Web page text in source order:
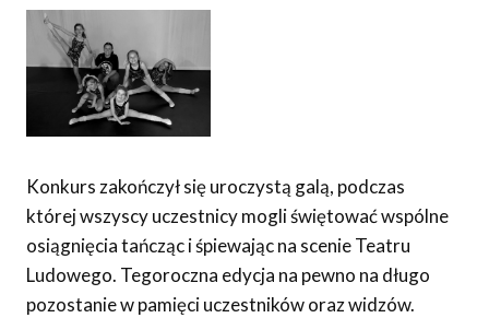
Konkurs zakończył się uroczystą galą, podczas
której wszyscy uczestnicy mogli świętować wspólne
osiągnięcia tańcząc i śpiewając na scenie Teatru
Ludowego. Tegoroczna edycja na pewno na długo
pozostanie w pamięci uczestników oraz widzów.